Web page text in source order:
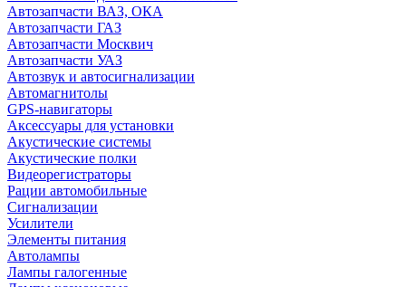
Автозапчасти ВАЗ, ОКА
Автозапчасти ГАЗ
Автозапчасти Москвич
Автозапчасти УАЗ
Автозвук и автосигнализации
Автомагнитолы
GPS-навигаторы
Аксессуары для установки
Акустические системы
Акустические полки
Видеорегистраторы
Рации автомобильные
Сигнализации
Усилители
Элементы питания
Автолампы
Лампы галогенные